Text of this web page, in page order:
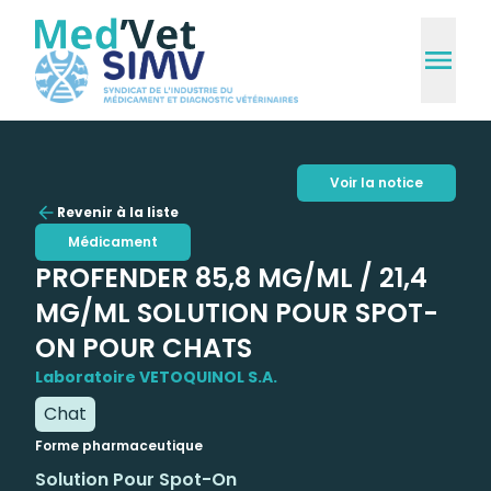
Revenir à la liste
Médicament
PROFENDER 85,8 MG/ML / 21,4
MG/ML SOLUTION POUR SPOT-
ON POUR CHATS
Laboratoire VETOQUINOL S.A.
Chat
Forme pharmaceutique
Solution Pour Spot-On
Voir la notice